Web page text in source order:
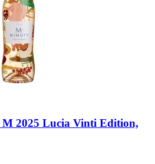
M 2025 Lucia Vinti Edition,